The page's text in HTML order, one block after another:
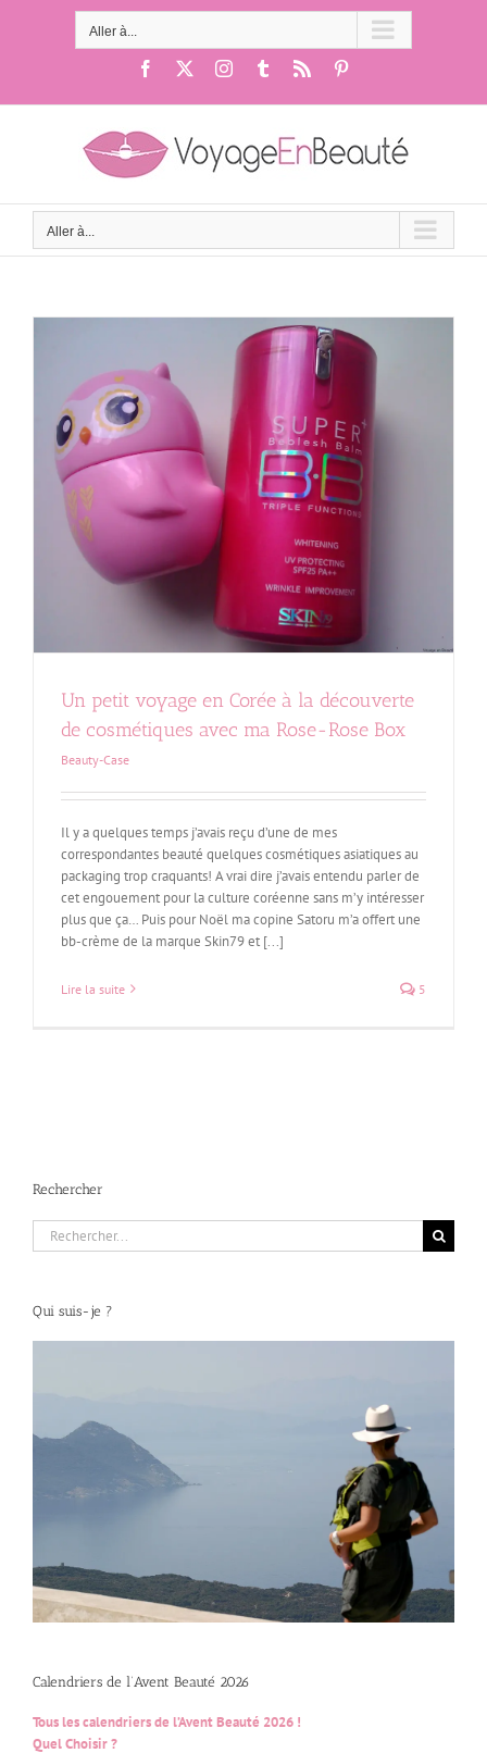
Aller à...
Facebook Instagram
Tumblr
Aller à...
Un petit voyage en Corée à la découverte
de cosmétiques avec ma Rose-Rose Box
Beauty-Case
Il y a quelques temps j’avais reçu d’une de mes
correspondantes beauté quelques cosmétiques asiatiques au
packaging trop craquants! A vrai dire j’avais entendu parler de
cet engouement pour la culture coréenne sans m’y intéresser
plus que ça… Puis pour Noël ma copine Satoru m’a offert une
bb-crème de la marque Skin79 et [...]
Lire la suite 5
Rechercher
Rechercher:
Qui suis-je ?
Calendriers de l’Avent Beauté 2026
Tous les calendriers de l’Avent Beauté 2026 !
Quel Choisir ?